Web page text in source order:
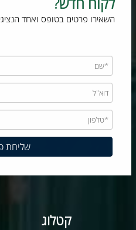
השאירו פרטים בטופס ואחד
קטלוג